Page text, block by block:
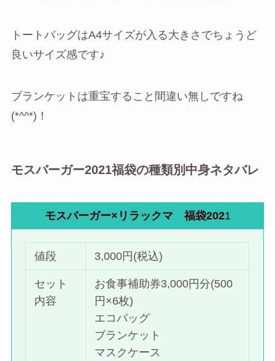
トートバッグはA4サイズが入る大きさでちょうど
良いサイズ感です♪
ブランケットは重宝すること間違い無しですね
(*^^*)！
モスバーガー2021福袋の種類別中身ネタバレ
モスバーガー×リラックマ 福袋2021
値段 3,000円(税込)
セット
内容
お食事補助券3,000円分(500
円×6枚)
エコバッグ
ブランケット
マスクケース